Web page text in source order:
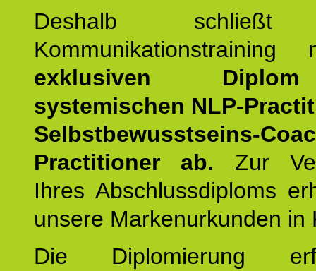
Deshalb schließt
exklusiven
systemischen NLP-
Selbstbewusstseins-
Practitioner ab. Zur
Ihres Abschlussdiploms
unsere Markenurkunden in
Die Diplomierung